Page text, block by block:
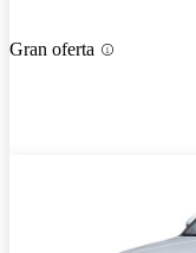
Gran oferta